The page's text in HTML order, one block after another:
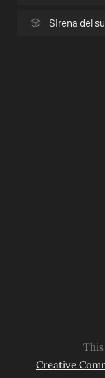
Sirena del
Creative